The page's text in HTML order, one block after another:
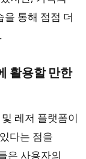
통해 점점 더
활용할 만한
레저 플랫폼이
다는 점을
은 사용자의